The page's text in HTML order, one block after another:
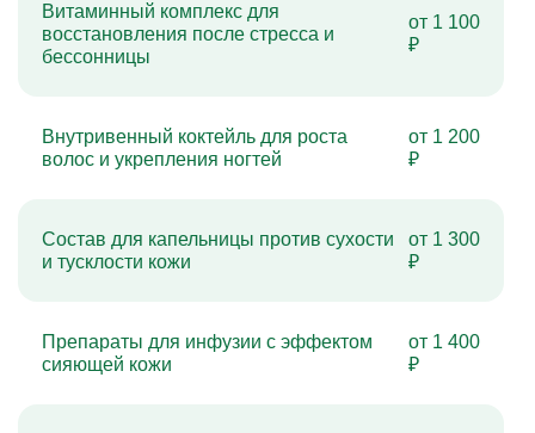
Витаминный комплекс для
восстановления после стресса и
бессонницы
от 1 100
₽
Внутривенный коктейль для роста
волос и укрепления ногтей
от 1 200
₽
Состав для капельницы против сухости
и тусклости кожи
от 1 300
₽
Препараты для инфузии с эффектом
сияющей кожи
от 1 400
₽